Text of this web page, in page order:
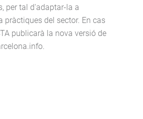
per tal d'adaptar-la a
del sector. En cas
publicarà la nova versió de